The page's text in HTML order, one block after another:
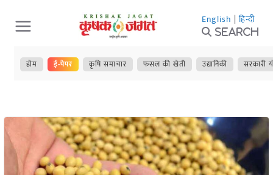
Skip
to
content
English | हिन्दी
Search
होम ई-पेपर कृषि समाचार फसल की खेती उद्यानिकी सरकारी